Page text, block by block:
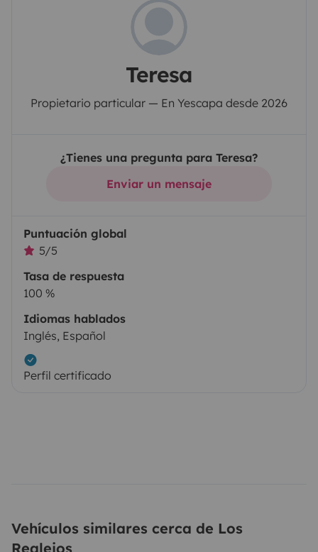
Teresa
Propietario particular — En Yescapa desde 2026
¿Tienes una pregunta para Teresa?
Enviar un mensaje
Puntuación global
5/5
Tasa de respuesta
100 %
Idiomas hablados
Inglés, Español
Perfil certificado
Vehículos similares cerca de Los
Realejos